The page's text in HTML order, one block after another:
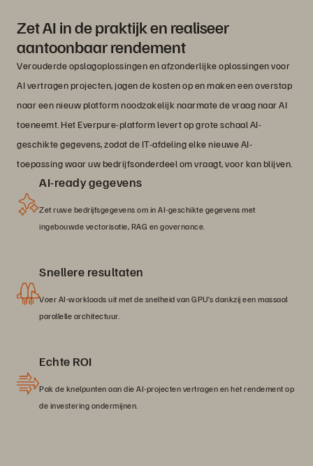
Zet AI in de praktijk en realiseer
aantoonbaar rendement
Verouderde opslagoplossingen en afzonderlijke oplossingen voor
AI vertragen projecten, jagen de kosten op en maken een overstap
naar een nieuw platform noodzakelijk naarmate de vraag naar AI
toeneemt. Het Everpure-platform levert op grote schaal AI-
geschikte gegevens, zodat de IT-afdeling elke nieuwe AI-
toepassing waar uw bedrijfsonderdeel om vraagt, voor kan blijven.
AI-ready gegevens
Zet ruwe bedrijfsgegevens om in AI-geschikte gegevens met
ingebouwde vectorisatie, RAG en governance.
Snellere resultaten
Voer AI-workloads uit met de snelheid van GPU’s dankzij een massaal
parallelle architectuur.
Echte ROI
Pak de knelpunten aan die AI-projecten vertragen en het rendement op
de investering ondermijnen.